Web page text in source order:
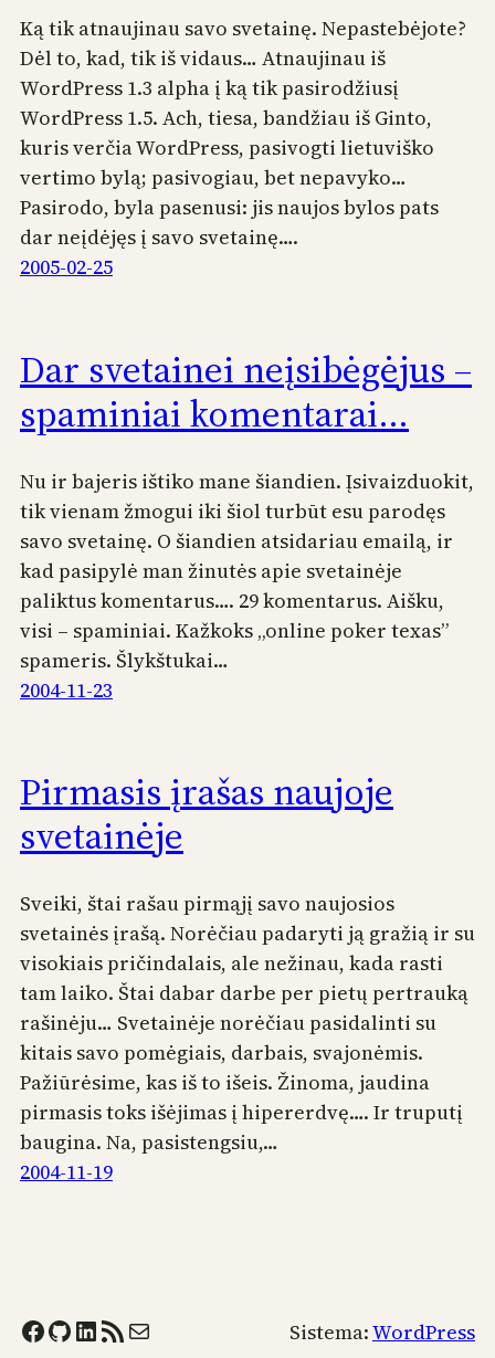
Ką tik atnaujinau savo svetainę. Nepastebėjote?
Dėl to, kad, tik iš vidaus… Atnaujinau iš
WordPress 1.3 alpha į ką tik pasirodžiusį
WordPress 1.5. Ach, tiesa, bandžiau iš Ginto,
kuris verčia WordPress, pasivogti lietuviško
vertimo bylą; pasivogiau, bet nepavyko…
Pasirodo, byla pasenusi: jis naujos bylos pats
dar neįdėjęs į savo svetainę….
2005-02-25
Dar svetainei neįsibėgėjus –
spaminiai komentarai…
Nu ir bajeris ištiko mane šiandien. Įsivaizduokit,
tik vienam žmogui iki šiol turbūt esu parodęs
savo svetainę. O šiandien atsidariau emailą, ir
kad pasipylė man žinutės apie svetainėje
paliktus komentarus…. 29 komentarus. Aišku,
visi – spaminiai. Kažkoks „online poker texas”
spameris. Šlykštukai…
2004-11-23
Pirmasis įrašas naujoje
svetainėje
Sveiki, štai rašau pirmąjį savo naujosios
svetainės įrašą. Norėčiau padaryti ją gražią ir su
visokiais pričindalais, ale nežinau, kada rasti
tam laiko. Štai dabar darbe per pietų pertrauką
rašinėju… Svetainėje norėčiau pasidalinti su
kitais savo pomėgiais, darbais, svajonėmis.
Pažiūrėsime, kas iš to išeis. Žinoma, jaudina
pirmasis toks išėjimas į hipererdvę…. Ir truputį
baugina. Na, pasistengsiu,…
2004-11-19
Facebook
GitHub
LinkedIn
RSS Feed
Mail Sistema:WordPress